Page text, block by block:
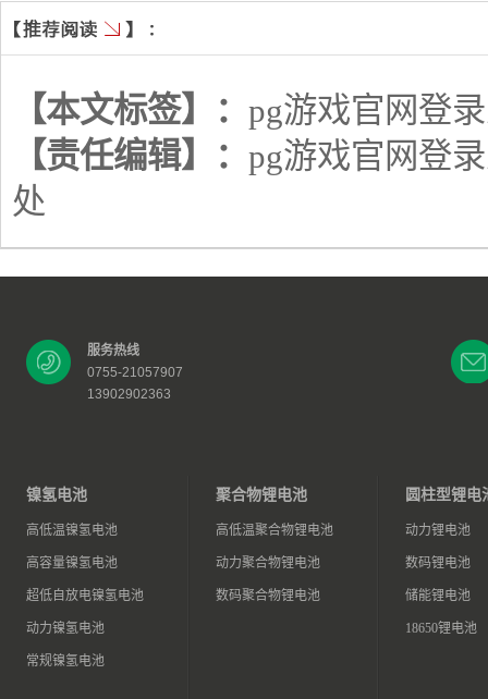
【本文标签】： pg游戏官网登
【责任编辑】： pg游戏官网登
处
服务热线
0755-21057907
13902902363
镍氢电池
高低温镍氢电池
高容量镍氢电池
超低自放电镍氢电池
动力镍氢电池
常规镍氢电池
聚合物锂电池
高低温聚合物锂电池
动力聚合物锂电池
数码聚合物锂电池
圆柱型锂电
动力锂电池
数码锂电池
储能锂电池
18650锂电池